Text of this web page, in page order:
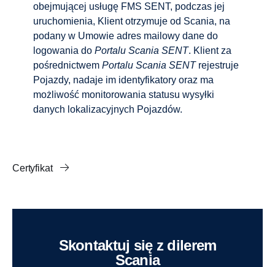
obejmującej usługę FMS SENT, podczas jej
uruchomienia, Klient otrzymuje od Scania, na
podany w Umowie adres mailowy dane do
logowania do Portalu Scania SENT. Klient za
pośrednictwem Portalu Scania SENTrejestruje
Pojazdy, nadaje im identyfikatory oraz ma
możliwość monitorowania statusu wysyłki
danych lokalizacyjnych Pojazdów.
Certyfikat
Skontaktuj się z dilerem
Scania